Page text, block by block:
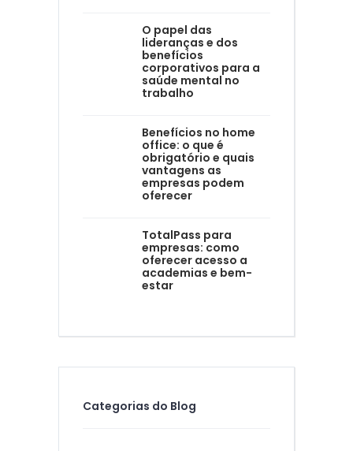
O papel das
lideranças e dos
benefícios
corporativos para a
saúde mental no
trabalho
Benefícios no home
office: o que é
obrigatório e quais
vantagens as
empresas podem
oferecer
TotalPass para
empresas: como
oferecer acesso a
academias e bem-
estar
Categorias do Blog